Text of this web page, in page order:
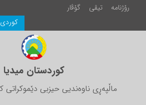
رۆژنامە تیڤی
گۆڤار
كوردی
کوردستان میدیا
ماڵپەڕی ناوەندیی حیزبی دێموکراتی